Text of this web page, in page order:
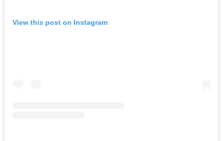
View this post on Instagram